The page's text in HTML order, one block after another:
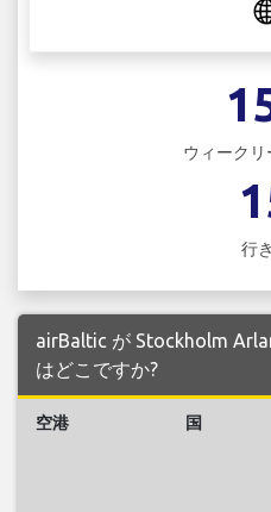
ウィークリ
行
airBaltic が Stockholm
はどこですか?
空港 国